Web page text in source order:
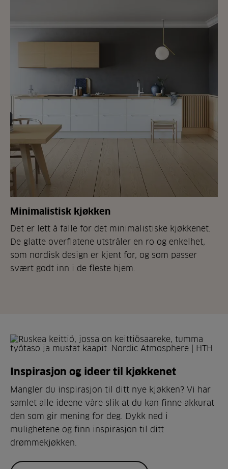
Minimalistisk kjøkken
Det er lett å falle for det minimalistiske kjøkkenet.
De glatte overflatene utstråler en ro og enkelhet,
som nordisk design er kjent for, og som passer
svært godt inn i de fleste hjem.
Inspirasjon og ideer til kjøkkenet
Mangler du inspirasjon til ditt nye kjøkken? Vi har
samlet alle ideene våre slik at du kan finne akkurat
den som gir mening for deg. Dykk ned i
mulighetene og finn inspirasjon til ditt
drømmekjøkken.